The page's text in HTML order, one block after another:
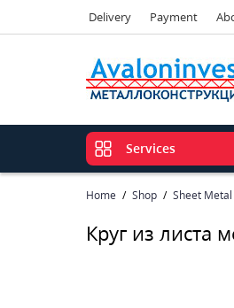
Delivery Payment
Services
Home Shop Sheet Metal
Круг из листа